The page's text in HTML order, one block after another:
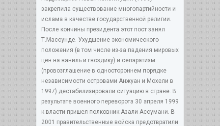
закрепила существование многопартийности и
ислама в качестве государственной религии.
После кончины президента этот пост занял
Т.Массунде. Ухудшение экономического
положения (в том числе из-за падения мировых
цен на ваниль и гвоздику) и сепаратизм
(провозглашение в одностороннем порядке
независимости островами Анжуан и Мохели в
1997) дестабилизировали ситуацию в стране. В
результате военного переворота 30 апреля 1999
к власти пришел полковник Азали Ассумани. В
2001 правительственные войска предотвратили